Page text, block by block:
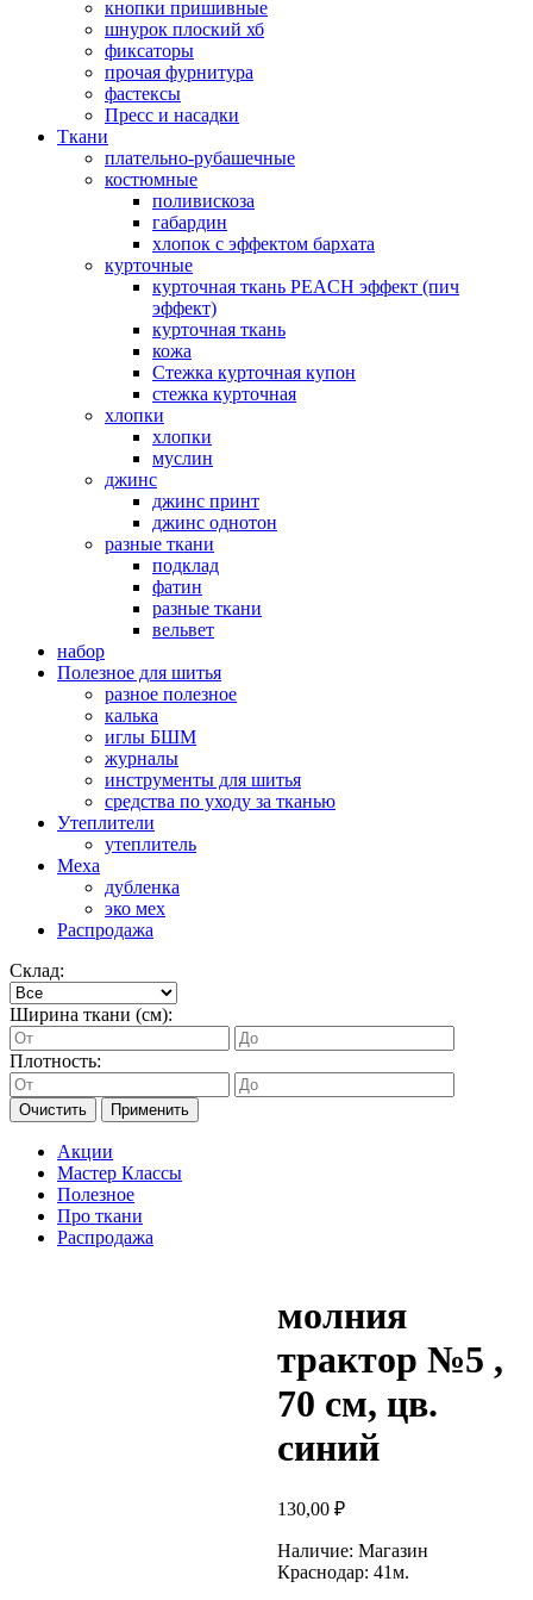
кнопки пришивные
шнурок плоский хб
фиксаторы
прочая фурнитура
фастексы
Пресс и насадки
Ткани
плательно-рубашечные
костюмные
поливискоза
габардин
хлопок с эффектом бархата
курточные
курточная ткань PEACH эффект (пич
эффект)
курточная ткань
кожа
Стежка курточная купон
стежка курточная
хлопки
хлопки
муслин
джинс
джинс принт
джинс однотон
разные ткани
подклад
фатин
разные ткани
вельвет
набор
Полезное для шитья
разное полезное
калька
иглы БШМ
журналы
инструменты для шитья
средства по уходу за тканью
Утеплители
утеплитель
Меха
дубленка
эко мех
Распродажа
Склад:
Ширина ткани (см):
Плотность:
Очистить Применить
Акции
Мастер Классы
Полезное
Про ткани
Распродажа
молния
трактор №5 ,
70 см, цв.
синий
130,00 ₽
Наличие: Магазин
Краснодар: 41м.